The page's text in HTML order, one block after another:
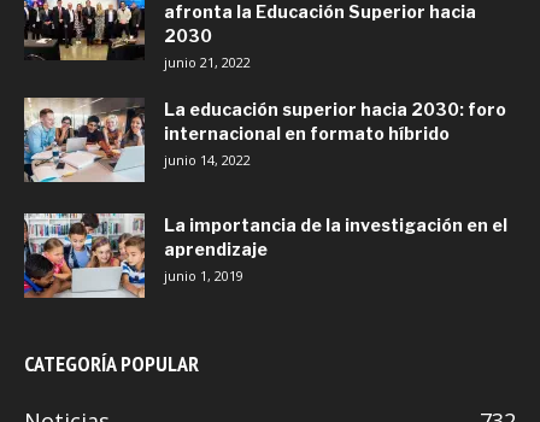
afronta la Educación Superior hacia
2030
junio 21, 2022
La educación superior hacia 2030: foro
internacional en formato híbrido
junio 14, 2022
La importancia de la investigación en el
aprendizaje
junio 1, 2019
CATEGORÍA POPULAR